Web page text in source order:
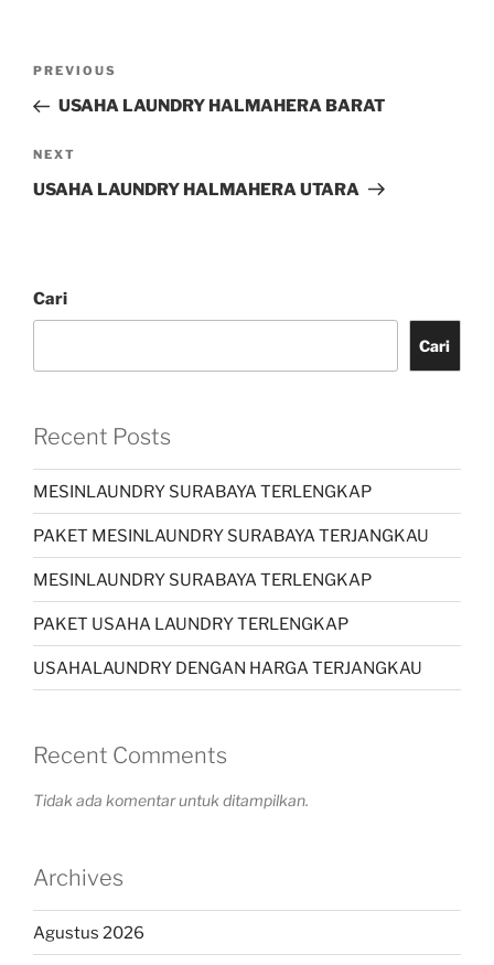
PREVIOUS
USAHA LAUNDRY HALMAHERA BARAT
NEXT
USAHA LAUNDRY HALMAHERA UTARA
Cari
Cari
Recent Posts
MESINLAUNDRY SURABAYA TERLENGKAP
PAKET MESINLAUNDRY SURABAYA TERJANGKAU
MESINLAUNDRY SURABAYA TERLENGKAP
PAKET USAHA LAUNDRY TERLENGKAP
USAHALAUNDRY DENGAN HARGA TERJANGKAU
Recent Comments
Tidak ada komentar untuk ditampilkan.
Archives
Agustus 2026